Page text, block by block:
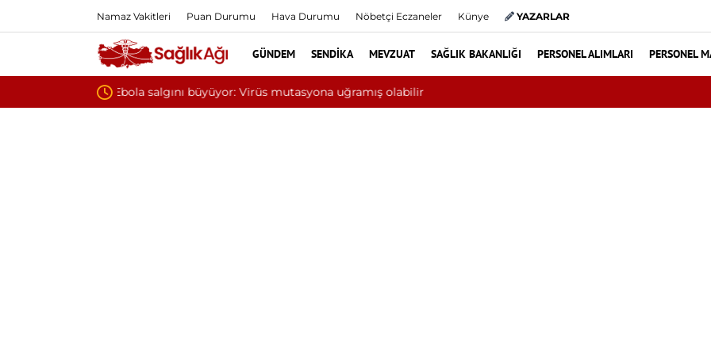
Namaz Vakitleri Puan Durumu Hava Durumu Nöbetçi Eczaneler Künye YAZARLAR
GÜNDEM SENDIKA MEVZUAT SAĞLIK BAKANLIĞI PERSONEL ALIMLARI PERSONEL
Yılın ilk 6 ayında 10 bini aşkın hasta hiperbarik oksijen tedavisinden yararlandı